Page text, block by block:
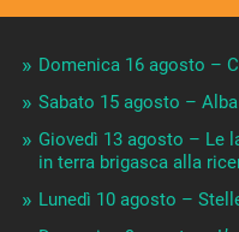
Domenica 16 agosto –
Sabato 15 agosto – Alba
Giovedì 13 agosto – Le
in terra brigasca alla
Lunedì 10 agosto –